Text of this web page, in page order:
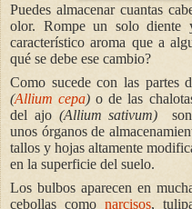
Puedes almacenar cuantas
olor. Rompe un solo diente
característico aroma que a
qué se debe ese cambio?
Como sucede con las partes
(Allium cepa) o de las
del ajo (Allium sativum)
unos órganos de
tallos y hojas altamente
en la superficie del suelo.
Los bulbos aparecen en
cebollas como narcisos,